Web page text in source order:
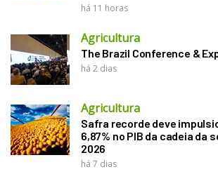
há 11 horas
Agricultura
The Brazil Conference &
há 2 dias
Agricultura
Safra recorde deve
6,87% no PIB da cadeia da
2026
há 7 dias